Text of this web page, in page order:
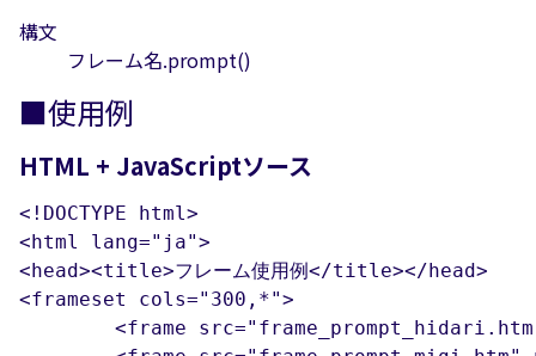
構文
フレーム名.prompt()
■使用例
HTML + JavaScriptソース
<!DOCTYPE html>
<html lang="ja">
<head><title>フレーム使用例</title></head>
<frameset cols="300,*">